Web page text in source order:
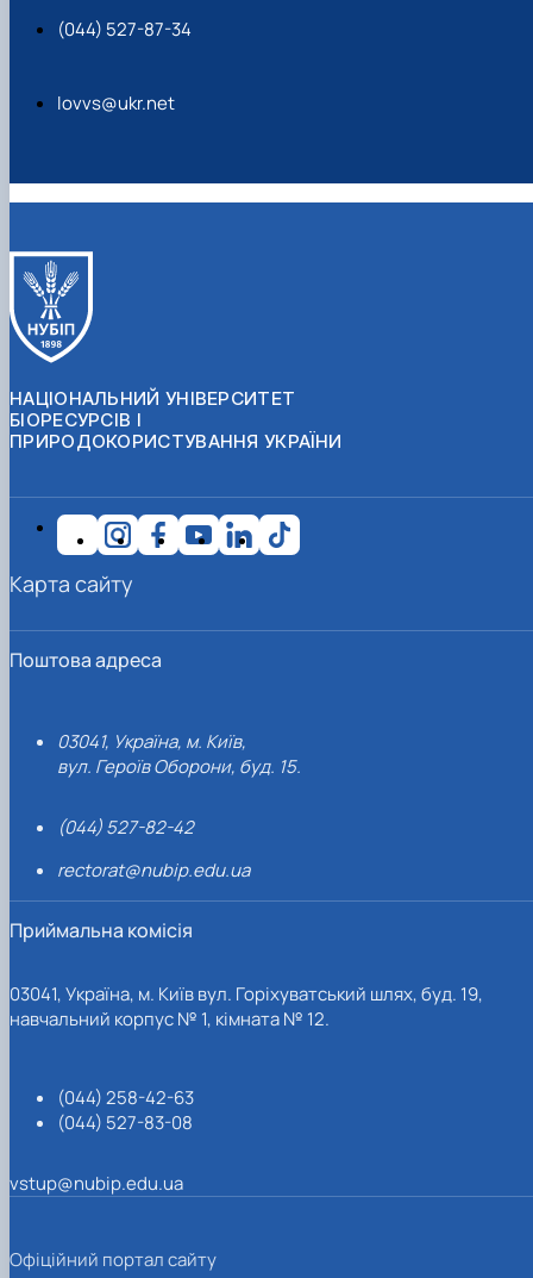
(044) 527-87-34
lovvs@ukr.net
НАЦІОНАЛЬНИЙ УНІВЕРСИТЕТ
БІОРЕСУРСІВ І
ПРИРОДОКОРИСТУВАННЯ УКРАЇНИ
Поштова адреса
03041, Україна, м. Київ,
вул. Героїв Оборони, буд. 15.
(044) 527-82-42
rectorat@nubip.edu.ua
Приймальна комісія
03041, Україна, м. Київ вул. Горіхуватський шлях, буд. 19,
навчальний корпус № 1, кімната № 12.
(044) 258-42-63
(044) 527-83-08
vstup@nubip.edu.ua
Карта сайту
Офіційний портал сайту